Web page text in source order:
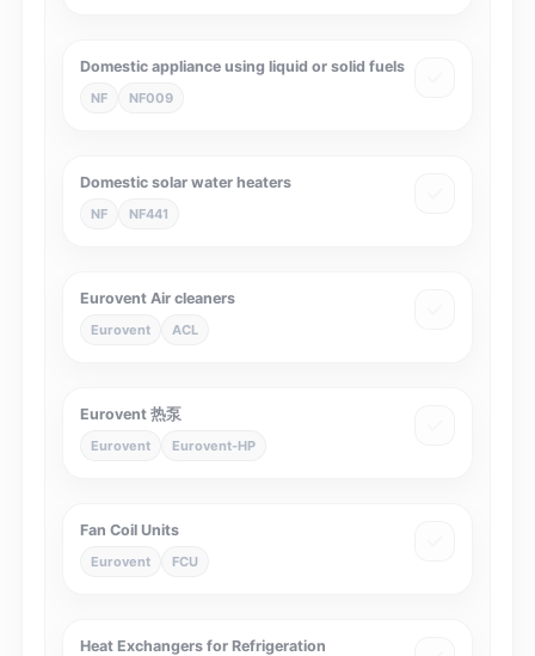
Domestic appliance using liquid or solid fuels
NF NF009
Domestic solar water heaters
NF NF441
Eurovent Air cleaners
Eurovent ACL
Eurovent 热泵
Eurovent Eurovent-HP
Fan Coil Units
Eurovent FCU
Heat Exchangers for Refrigeration